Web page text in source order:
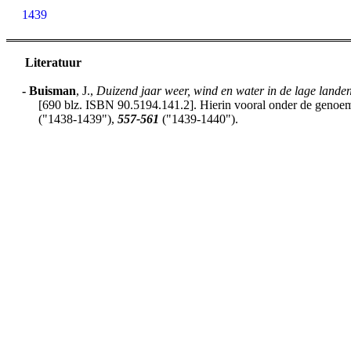
1439
Literatuur
- Buisman, J., Duizend jaar weer, wind en water in de lage
[690 blz. ISBN 90.5194.141.2]. Hierin vooral onder de
("1438-1439"),557-561 ("1439-1440").